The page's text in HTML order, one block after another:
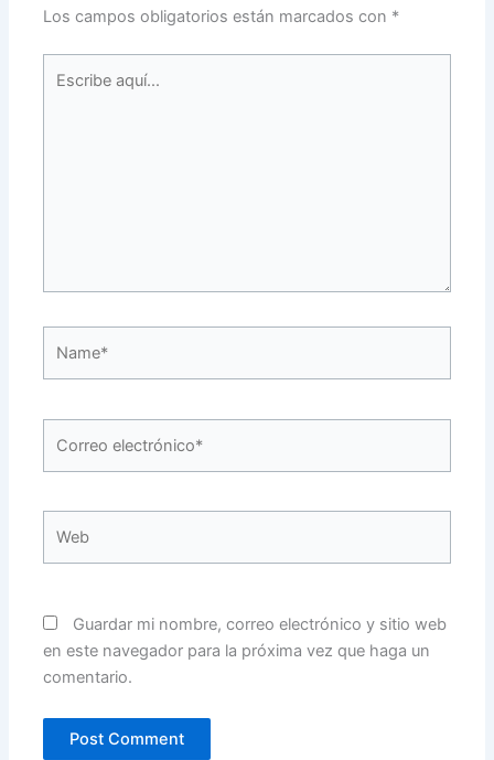
Los campos obligatorios están marcados con *
aquí...
electrónico*
Guardar mi nombre, correo electrónico y sitio web
en este navegador para la próxima vez que haga un
comentario.